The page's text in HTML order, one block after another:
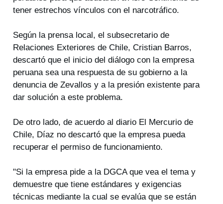
tener estrechos vínculos con el narcotráfico.
Según la prensa local, el subsecretario de
Relaciones Exteriores de Chile, Cristian Barros,
descartó que el inicio del diálogo con la empresa
peruana sea una respuesta de su gobierno a la
denuncia de Zevallos y a la presión existente para
dar solución a este problema.
De otro lado, de acuerdo al diario El Mercurio de
Chile, Díaz no descartó que la empresa pueda
recuperar el permiso de funcionamiento.
"Si la empresa pide a la DGCA que vea el tema y
demuestre que tiene estándares y exigencias
técnicas mediante la cual se evalúa que se están